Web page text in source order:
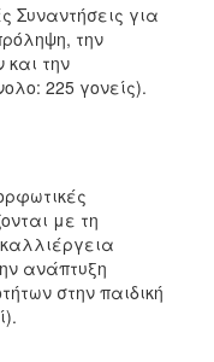
Συναντήσεις για
την
και την
225 γονείς).
με τη
ανάπτυξη
στην παιδική